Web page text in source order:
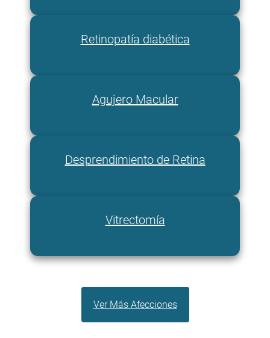
Retinopatía diabética
Agujero Macular
Desprendimiento de Retina
Vitrectomía
Ver Más Afecciones